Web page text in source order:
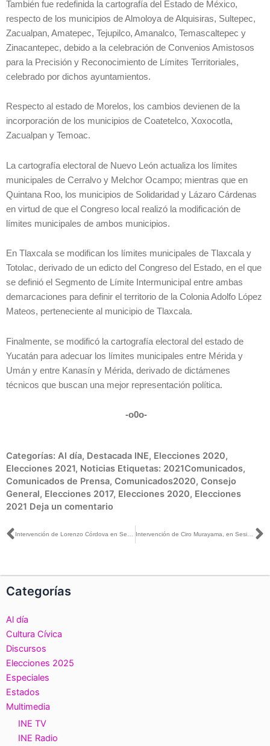
También fue redefinida la cartografía del Estado de México,
respecto de los municipios de Almoloya de Alquisiras, Sultepec,
Zacualpan, Amatepec, Tejupilco, Amanalco, Temascaltepec y
Zinacantepec, debido a la celebración de Convenios Amistosos
para la Precisión y Reconocimiento de Límites Territoriales,
celebrado por dichos ayuntamientos.
Respecto al estado de Morelos, los cambios devienen de la
incorporación de los municipios de Coatetelco, Xoxocotla,
Zacualpan y Temoac.
La cartografía electoral de Nuevo León actualiza los límites
municipales de Cerralvo y Melchor Ocampo; mientras que en
Quintana Roo, los municipios de Solidaridad y Lázaro Cárdenas
en virtud de que el Congreso local realizó la modificación de
límites municipales de ambos municipios.
En Tlaxcala se modifican los límites municipales de Tlaxcala y
Totolac, derivado de un edicto del Congreso del Estado, en el que
se definió el Segmento de Límite Intermunicipal entre ambas
demarcaciones para definir el territorio de la Colonia Adolfo López
Mateos, perteneciente al municipio de Tlaxcala.
Finalmente, se modificó la cartografía electoral del estado de
Yucatán para adecuar los límites municipales entre Mérida y
Umán y entre Kanasín y Mérida, derivado de dictámenes
técnicos que buscan una mejor representación política.
-o0o-
Categorías: Al día, Destacada INE, Elecciones 2020,
Elecciones 2021, Noticias Etiquetas: 2021Comunicados,
Comunicados de Prensa, Comunicados2020, Consejo
General, Elecciones 2017, Elecciones 2020, Elecciones
2021 Deja un comentario
Ant Intervención de Ciro Murayama, en Sesión Extraordinaria, en el punto por el que se aprueba el Anteproyecto de Presupuesto 2021
Categorías
Al día
Cultura Cívica
Discursos
Elecciones 2025
Especiales
Estados
Multimedia
INE TV
INE Radio